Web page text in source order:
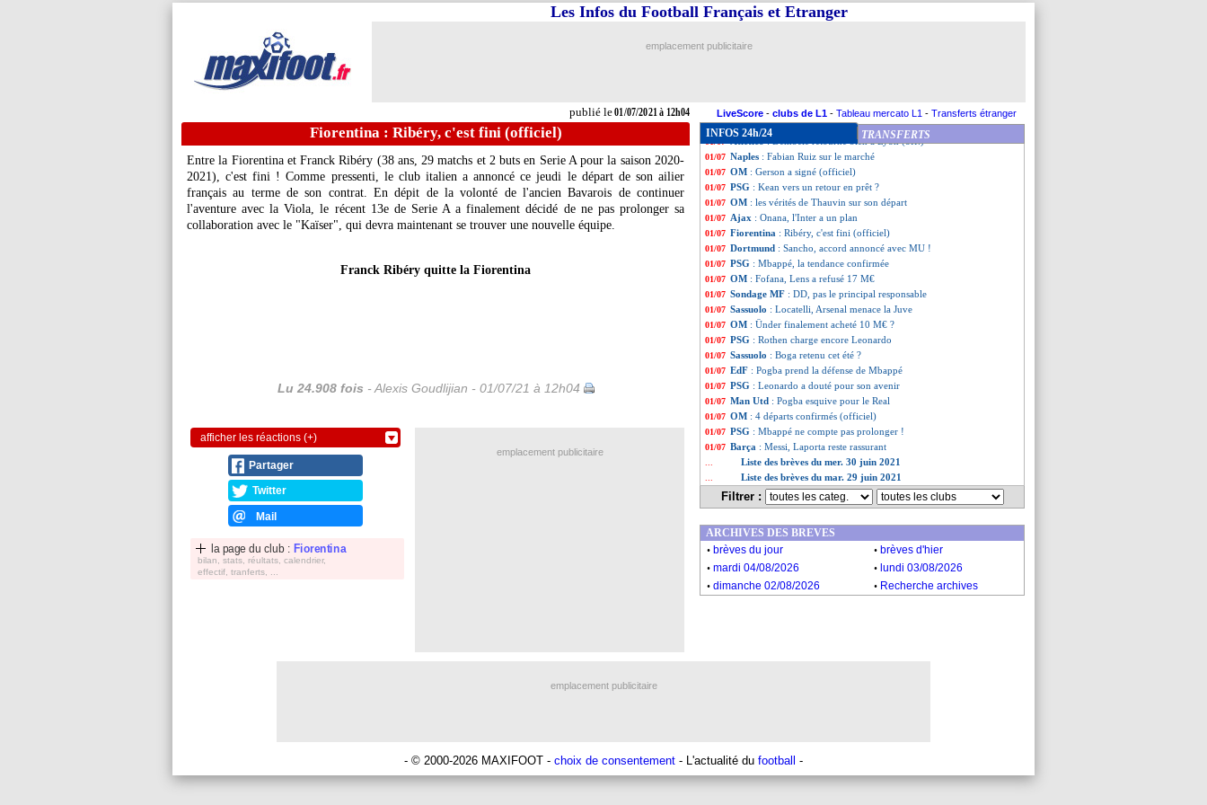
publié le01/07/2021 à 12h04
Les Infos du Football Français et Etranger
emplacement publicitaire
LiveScore - clubs de L1 - Tableau mercato L1 - Transferts étranger
Fiorentina : Ribéry, c'est fini (officiel)
Entre la Fiorentina et Franck Ribéry (38 ans, 29 matchs et 2 buts en Serie A pour la saison 2020-
2021), c'est fini ! Comme pressenti, le club italien a annoncé ce jeudi le départ de son ailier
français au terme de son contrat. En dépit de la volonté de l'ancien Bavarois de continuer
l'aventure avec la Viola, le récent 13e de Serie A a finalement décidé de ne pas prolonger sa
collaboration avec le "Kaïser", qui devra maintenant se trouver une nouvelle équipe.
Franck Ribéry quitte la Fiorentina
Lu 24.908 fois - Alexis Goudlijian - 01/07/21 à 12h04
afficher les réactions (+)
Partager
Twitter
Mail
la page du club : Fiorentina
bilan, stats, réultats, calendrier,
effectif, tranferts, ...
INFOS 24h/24 TRANSFERTS
01/07 VIDEO: Kurzawa dénonce du racisme
01/07 Juve: Ronaldo, la mise au point du club
01/07 OM: Strootman vendu à Cagliari ?
01/07 Real: Varane et Man Utd, c'est du sérieux !
01/07 PSG: ça sent bon pour Ramos...
: Dembélé retourne bien à Lyon (off.)
01/07 Naples : Fabian Ruiz sur le marché
01/07 OM : Gerson a signé (officiel)
01/07 PSG : Kean vers un retour en prêt ?
01/07 OM : les vérités de Thauvin sur son départ
01/07 Ajax : Onana, l'Inter a un plan
01/07 Fiorentina : Ribéry, c'est fini (officiel)
01/07 Dortmund : Sancho, accord annoncé avec MU !
01/07 PSG : Mbappé, la tendance confirmée
01/07 OM : Fofana, Lens a refusé 17 M€
01/07 Sondage MF : DD, pas le principal responsable
01/07 Sassuolo : Locatelli, Arsenal menace la Juve
01/07 OM : Ünder finalement acheté 10 M€ ?
01/07 PSG : Rothen charge encore Leonardo
01/07 Sassuolo : Boga retenu cet été ?
01/07 EdF : Pogba prend la défense de Mbappé
01/07 PSG : Leonardo a douté pour son avenir
01/07 Man Utd : Pogba esquive pour le Real
01/07 OM : 4 départs confirmés (officiel)
01/07 PSG : Mbappé ne compte pas prolonger !
01/07 Barça : Messi, Laporta reste rassurant
Liste des brèves du mer. 30 juin 2021
Liste des brèves du mar. 29 juin 2021
Filtrer :
emplacement publicitaire
ARCHIVES DES BREVES
. brèves du jour . brèves d'hier
. mardi 04/08/2026 . lundi 03/08/2026
. dimanche 02/08/2026 . Recherche archives
emplacement publicitaire
- © 2000-2026 MAXIFOOT - choix de consentement - L'actualité du football -